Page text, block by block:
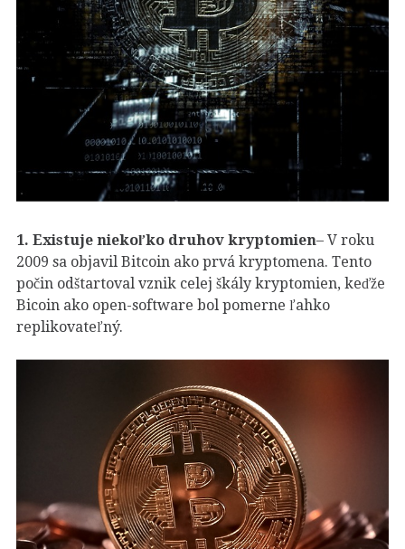
1. Existuje niekoľko druhov kryptomien– V roku
2009 sa objavil Bitcoin ako prvá kryptomena. Tento
počin odštartoval vznik celej škály kryptomien, keďže
Bicoin ako open-software bol pomerne ľahko
replikovateľný.